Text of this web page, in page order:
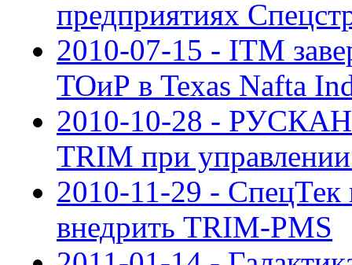
предприятиях
2010-07-15 - ITM
ТОиР в Texas Nafta
2010-10-28 - РУСКАН
TRIM при
2010-11-29 -
внедрить TRIM-PMS